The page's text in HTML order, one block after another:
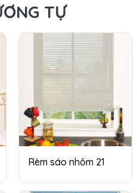
TỰ
Rèm sáo nhôm 21